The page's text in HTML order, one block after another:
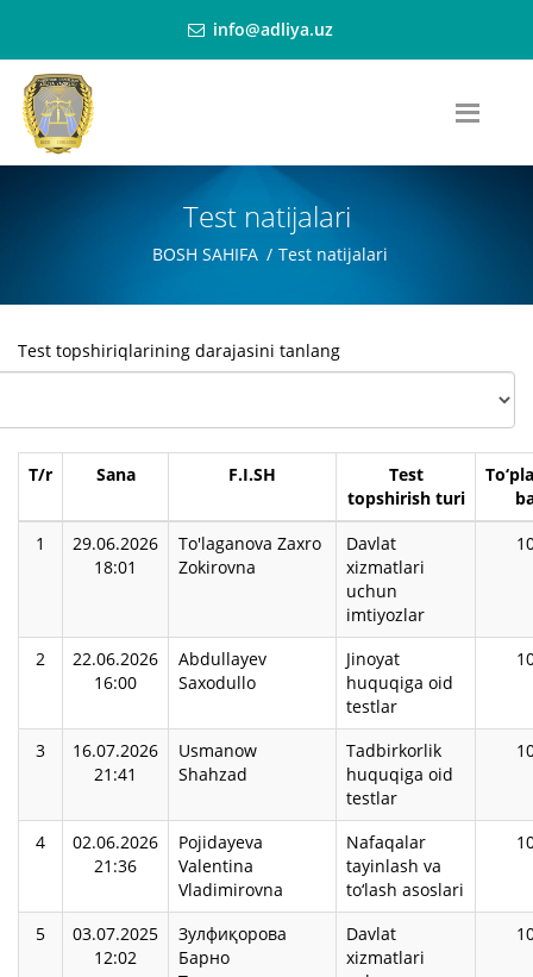
info@adliya.uz
Test natijalari
BOSH SAHIFA Test natijalari
Test topshiriqlarining darajasini tanlang
T/r Sana F.I.SH
Test
topshirish turi
1
29.06.2026
18:01
To'laganova Zaxro
Zokirovna
Davlat
xizmatlari
uchun
imtiyozlar
2
22.06.2026
16:00
Abdullayev
Saxodullo
Jinoyat
huquqiga oid
testlar
3
16.07.2026
21:41
Usmanow
Shahzad
Tadbirkorlik
huquqiga oid
testlar
4
02.06.2026
21:36
Pojidayeva
Valentina
Vladimirovna
Nafaqalar
tayinlash va
to‘lash asoslari
5
03.07.2025
12:02
Зулфиқорова
Барно
Davlat
xizmatlari